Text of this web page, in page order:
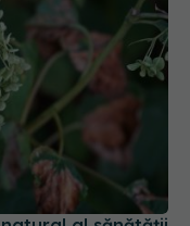
al sănătății